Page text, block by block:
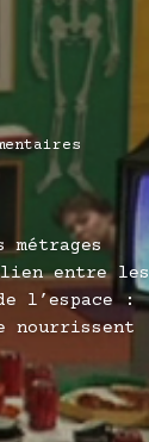
métrages
lien entre les
l’espace :
nourrissent